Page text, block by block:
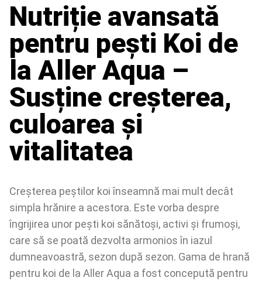
Nutriție avansată
pentru pești Koi de
la Aller Aqua –
Susține creșterea,
culoarea și
vitalitatea
Creșterea peștilor koi înseamnă mai mult decât
simpla hrănire a acestora. Este vorba despre
îngrijirea unor pești koi sănătoși, activi și frumoși,
care să se poată dezvolta armonios în iazul
dumneavoastră, sezon după sezon. Gama de hrană
pentru koi de la Aller Aqua a fost concepută pentru